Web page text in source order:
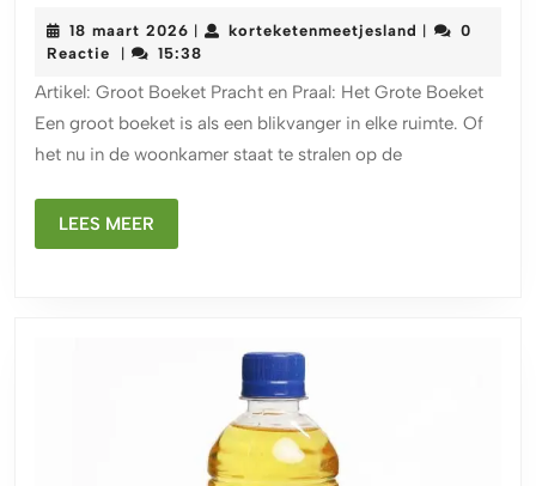
Pracht
Huis
met
een
Groot
Boeket
18 maart 2026 18
maart
| korteketenmeetjesland |
0
Reactie
| 15:38
Artikel: Groot Boeket Pracht en Praal: Het Grote Boeket
Een groot boeket is als een blikvanger in elke ruimte. Of
het nu in de woonkamer staat te stralen op de
LEES MEER
MEER